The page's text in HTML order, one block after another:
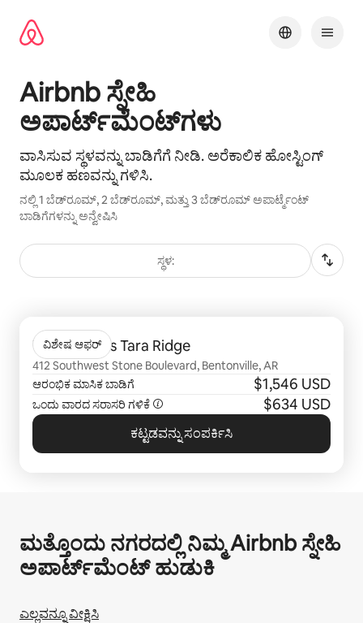
ಹೋಗಿ
Airbnb ಸ್ನೇಹಿ
ಅಪಾರ್ಟ್‌ಮೆಂಟ್‌ಗಳು
ವಾಸಿಸುವ ಸ್ಥಳವನ್ನು ಬಾಡಿಗೆಗೆ ನೀಡಿ. ಅರೆಕಾಲಿಕ ಹೋಸ್ಟಿಂಗ್
ಮೂಲಕ ಹಣವನ್ನು ಗಳಿಸಿ.
ನಲ್ಲಿ 1 ಬೆಡ್‌ರೂಮ್, 2 ಬೆಡ್‌ರೂಮ್, ಮತ್ತು 3 ಬೆಡ್‌ರೂಮ್ ಅಪಾರ್ಟ್ಮೆಂಟ್
ಬಾಡಿಗೆಗಳನ್ನು ಅನ್ವೇಷಿಸಿ
ಸ್ಥಳ:
ವಿಶೇಷ ಆಫರ್
Trulo Homes Tara Ridge
412 Southwest Stone Boulevard, Bentonville, AR
ಆರಂಭಿಕ ಮಾಸಿಕ ಬಾಡಿಗೆ
$1,546 USD
ಒಂದು ವಾರದ ಸರಾಸರಿ ಗಳಿಕೆ $634 USD
ಕಟ್ಟಡವನ್ನು ಸಂಪರ್ಕಿಸಿ
ಮತ್ತೊಂದು ನಗರದಲ್ಲಿ ನಿಮ್ಮ Airbnb ಸ್ನೇಹಿ
ಅಪಾರ್ಟ್‌ಮೆಂಟ್ ಹುಡುಕಿ
ಎಲ್ಲವನ್ನೂ ವೀಕ್ಷಿಸಿ